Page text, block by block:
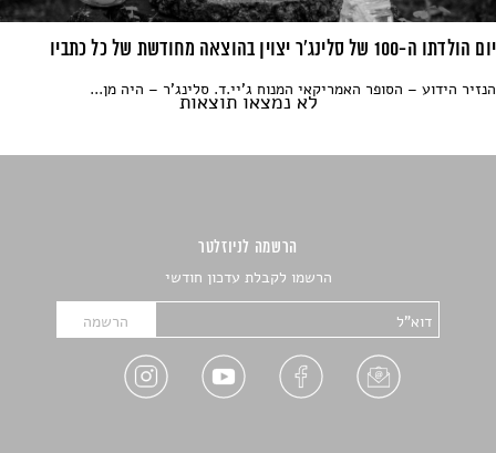
יום הולדתו ה-100 של סלינג'ר יצוין בהוצאה מחודשת של כל כתביו
הנזיר הידוע – הסופר האמריקאי המנוח ג'יי.ד. סלינג'ר – היה מן...
לא נמצאו תוצאות
הרשמה לניוזלטר
הרשמו לקבלת עדכון חודשי